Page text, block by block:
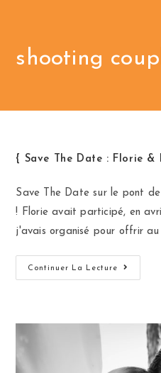
shooting
{ Save The Date : Florie &
Save The Date sur le pont
! Florie avait participé, en
j'avais organisé pour offrir
Continuer La Lecture